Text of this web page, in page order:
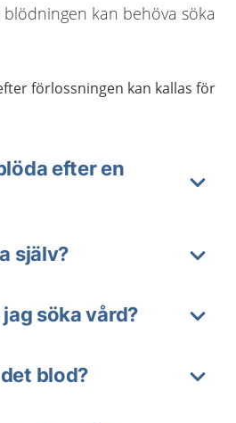
kan behöva söka
förlossningen kan kallas för
efter en
själv?
söka vård?
blod?